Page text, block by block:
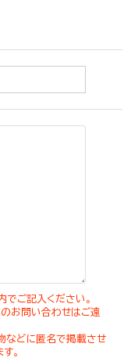
ご記入ください。
お問い合わせはご遠
などに匿名で掲載させ
。